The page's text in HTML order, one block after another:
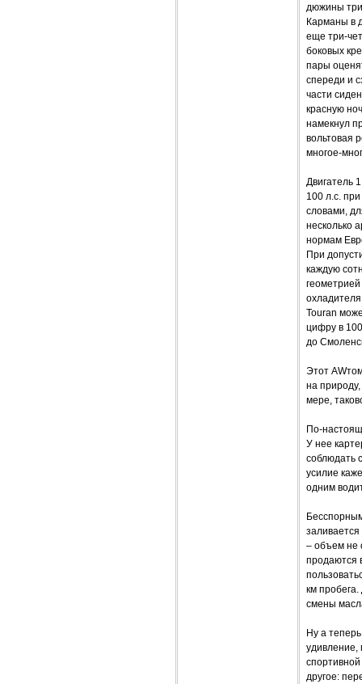
дюжины
Карманы в
еще три-
боковых
пары
спереди и
части
красную
намекнул
вольтовая
многое-
Двигатель
100 л.с.
словами,
несколько
нормам
При
каждую
Touran
цифру в
до
Этот
на
мере,
По-
У нее
соблюдать
усилие
одним
– объем не
продаются
км
смены
Ну а
удивление,
другое: